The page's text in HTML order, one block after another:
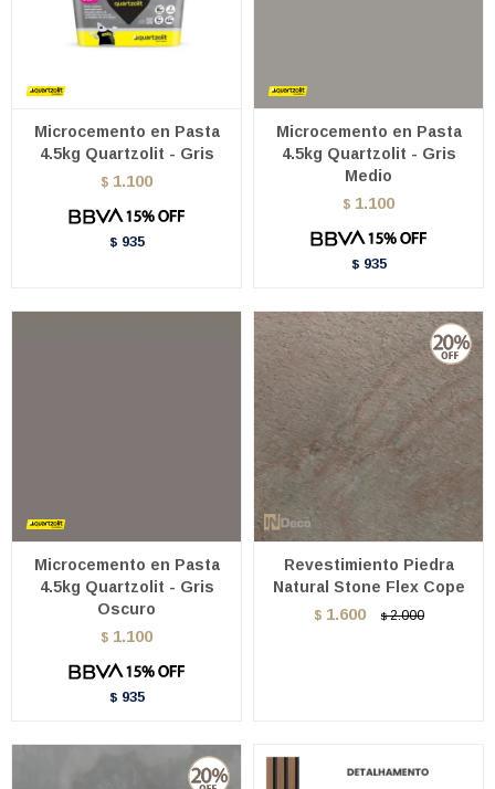
Microcemento en Pasta
4.5kg Quartzolit - Gris
$ 1.100
$ 935
Microcemento en Pasta
4.5kg Quartzolit - Gris
Medio
$ 1.100
$ 935
Microcemento en Pasta
4.5kg Quartzolit - Gris
Oscuro
$ 1.100
$ 935
Revestimiento Piedra
Natural Stone Flex Cope
$ 1.600 $ 2.000